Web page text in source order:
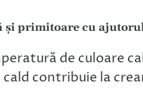
și primitoare cu
de culoare
contribuie la